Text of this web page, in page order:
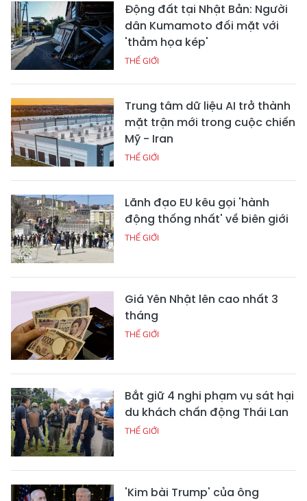
Động đất tại Nhật Bản: Người
dân Kumamoto đối mặt với
'thảm họa kép'
THẾ GIỚI
Trung tâm dữ liệu AI trở thành
mặt trận mới trong cuộc chiến
Mỹ - Iran
THẾ GIỚI
Lãnh đạo EU kêu gọi 'hành
động thống nhất' về biên giới
THẾ GIỚI
Giá Yên Nhật lên cao nhất 3
tháng
THẾ GIỚI
Bắt giữ 4 nghi phạm vụ sát hại
du khách chấn động Thái Lan
THẾ GIỚI
'Kim bài Trump' của ông